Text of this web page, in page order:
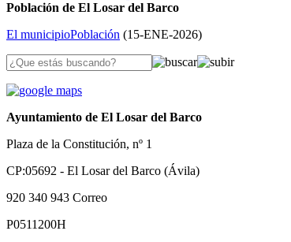
Población de El Losar del Barco
El municipioPoblación (15-ENE-2026)
Ayuntamiento de El Losar del Barco
Plaza de la Constitución, nº 1
CP:05692 - El Losar del Barco (Ávila)
920 340 943 Correo
P0511200H